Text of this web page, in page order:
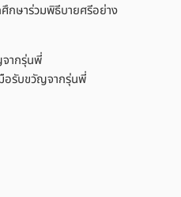
กษาร่วมพิธีบายศรีอย่าง
อรับขวัญจากรุ่นพี่